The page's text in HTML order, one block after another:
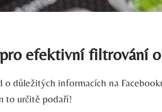
efektivní filtrování
o důležitých informacích na
to určitě podaří!